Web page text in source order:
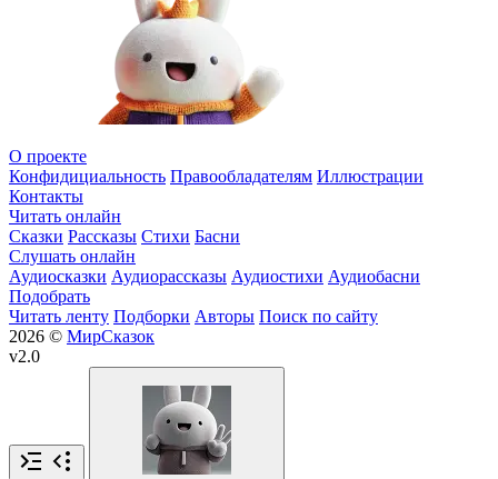
О проекте
Конфидициальность Правообладателям Иллюстрации
Контакты
Читать онлайн
Сказки Рассказы Стихи Басни
Слушать онлайн
Аудиосказки Аудиорассказы Аудиостихи Аудиобасни
Подобрать
Читать ленту Подборки Авторы Поиск по сайту
2026 © МирСказок
v2.0